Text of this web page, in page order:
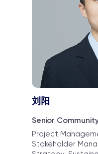
刘阳
Senior
Project
Stakeholder